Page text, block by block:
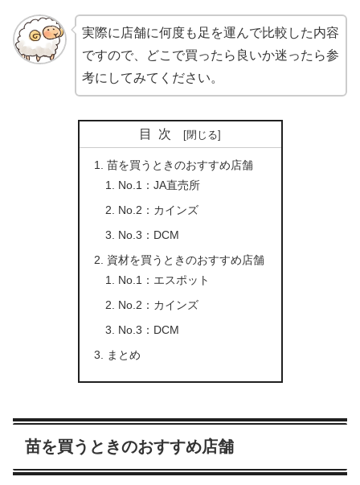
実際に店舗に何度も足を運んで比較した内容
ですので、どこで買ったら良いか迷ったら参
考にしてみてください。
目次
苗を買うときのおすすめ店舗
No.1：JA直売所
No.2：カインズ
No.3：DCM
資材を買うときのおすすめ店舗
No.1：エスポット
No.2：カインズ
No.3：DCM
まとめ
苗を買うときのおすすめ店舗